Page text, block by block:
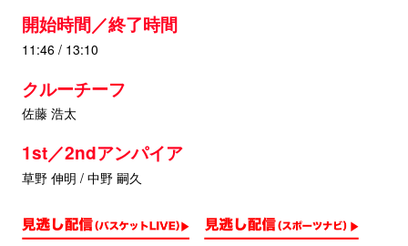
開始時間／終了時間
11:46 / 13:10
クルーチーフ
佐藤 浩太
1st／2ndアンパイア
草野 伸明 / 中野 嗣久